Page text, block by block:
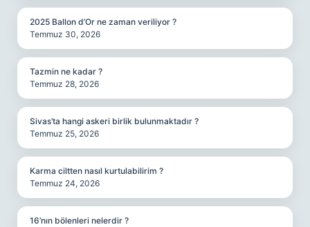
2025 Ballon d’Or ne zaman veriliyor ?
Temmuz 30, 2026
Tazmin ne kadar ?
Temmuz 28, 2026
Sivas’ta hangi askeri birlik bulunmaktadır ?
Temmuz 25, 2026
Karma ciltten nasıl kurtulabilirim ?
Temmuz 24, 2026
16’nın bölenleri nelerdir ?